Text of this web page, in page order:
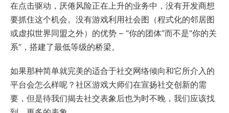
在点击驱动，厌倦风险正在上升的业务中，没有开发商想
要抓住这个机会。没有游戏利用社会图（程式化的邻居图
或虚拟世界同盟之外）的优势 – “你的团体”而不是“你的关
系”，搭建了最低等级的桥梁。
如果那种简单就完美的适合于社交网络倾向和它所介入的
平台会怎么样呢？社区游戏大师们在宣扬社交创新的需
要，但是待我们揭去社交表象后也为时不晚，我们应该找